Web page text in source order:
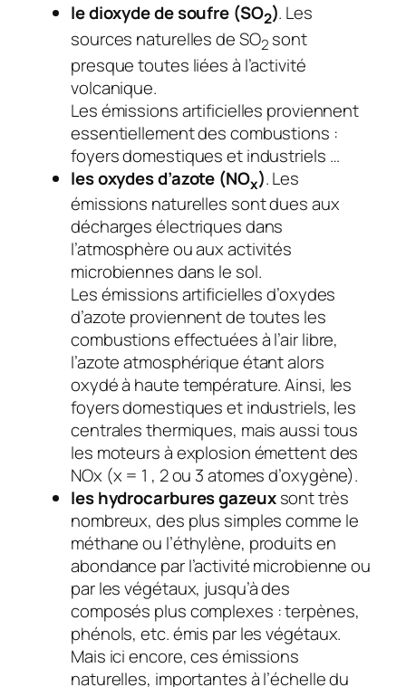
le dioxyde de soufre (SO2). Les
sources naturelles de SO2 sont
presque toutes liées à l’activité
volcanique.
Les émissions artificielles proviennent
essentiellement des combustions :
foyers domestiques et industriels …
les oxydes d’azote (NOx). Les
émissions naturelles sont dues aux
décharges électriques dans
l’atmosphère ou aux activités
microbiennes dans le sol.
Les émissions artificielles d’oxydes
d’azote proviennent de toutes les
combustions effectuées à l’air libre,
l’azote atmosphérique étant alors
oxydé à haute température. Ainsi, les
foyers domestiques et industriels, les
centrales thermiques, mais aussi tous
les moteurs à explosion émettent des
NOx (x = 1 , 2 ou 3 atomes d’oxygène).
leshydrocarbures gazeuxsont très
nombreux, des plus simples comme le
méthane ou l’éthylène, produits en
abondance par l’activité microbienne ou
par les végétaux, jusqu’à des
composés plus complexes : terpènes,
phénols, etc. émis par les végétaux.
Mais ici encore, ces émissions
naturelles, importantes à l’échelle du